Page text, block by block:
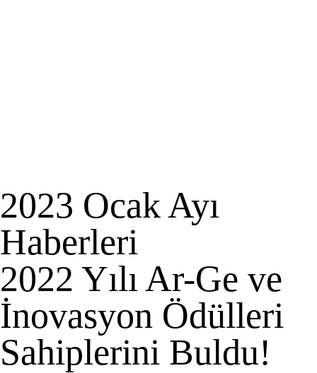
2023 Ocak Ayı
Haberleri
2022 Yılı Ar-Ge ve
İnovasyon Ödülleri
Sahiplerini Buldu!